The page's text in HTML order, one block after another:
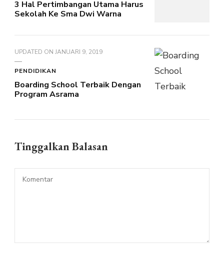
3 Hal Pertimbangan Utama Harus
Sekolah Ke Sma Dwi Warna
UPDATED ON JANUARI 9, 2019
PENDIDIKAN
Boarding School Terbaik Dengan
Program Asrama
Tinggalkan Balasan